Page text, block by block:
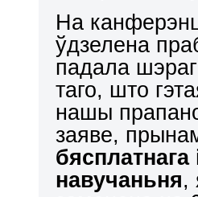
На
ўдзелена
падала
таго, што
нашы
заяве,
бясплатнага
навучаньня,